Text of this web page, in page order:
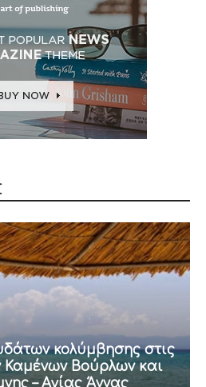
κολύμβησης στις
Βούρλων και
– Αγίας Άννας